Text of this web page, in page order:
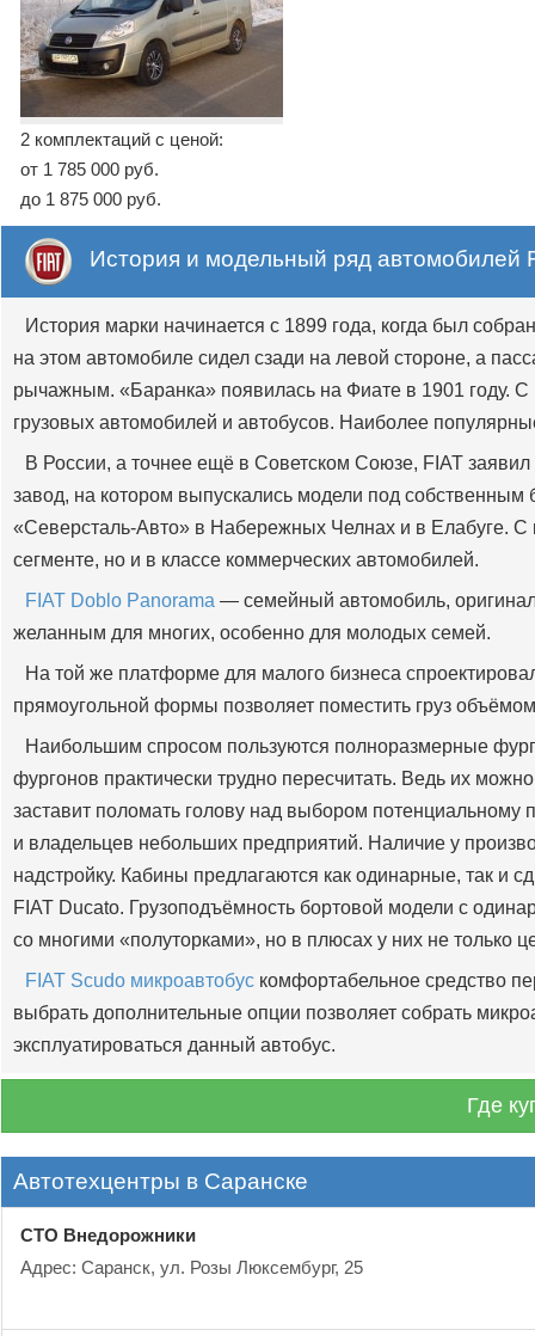
2 комплектаций с ценой:
от 1 785 000 руб.
до 1 875 000 руб.
История и модельный ряд автомобилей
История марки начинается с 1899 года, когда был
на этом автомобиле сидел сзади на левой стороне, а
рычажным. «Баранка» появилась на Фиате в 1901 году. С
грузовых автомобилей и автобусов. Наиболее
В России, а точнее ещё в Советском Союзе, FIAT
завод, на котором выпускались модели под
«Северсталь-Авто» в Набережных Челнах и в Елабуге.
сегменте, но и в классе коммерческих автомобилей.
FIAT Doblo Panorama — семейный автомобиль,
желанным для многих, особенно для молодых семей.
На той же платформе для малого бизнеса
прямоугольной формы позволяет поместить груз
Наибольшим спросом пользуются полноразмерные
фургонов практически трудно пересчитать. Ведь их
заставит поломать голову над выбором
и владельцев небольших предприятий. Наличие у
надстройку. Кабины предлагаются как одинарные, так
FIAT Ducato. Грузоподъёмность бортовой модели с
со многими «полуторками», но в плюсах у них не только
FIAT Scudo микроавтобус комфортабельное средство
выбрать дополнительные опции позволяет собрать
эксплуатироваться данный автобус.
Где
Автотехцентры в Саранске
СТО Внедорожники
Адрес: Саранск, ул. Розы Люксембург, 25